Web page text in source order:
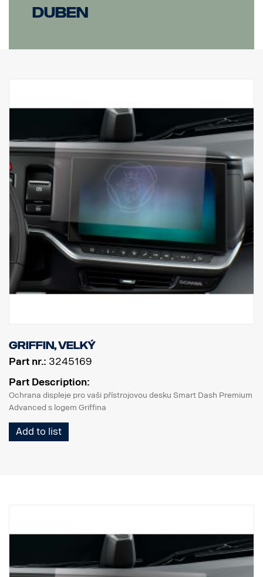
duben
Griffin, velký
Part nr.: 3245169
Part Description:
Ochrana displeje pro vaši přístrojovou desku Smart Dash Premium
Advanced s logem Griffina
Add to list